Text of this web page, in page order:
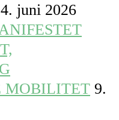
juni 2026
MOBILITET 9.